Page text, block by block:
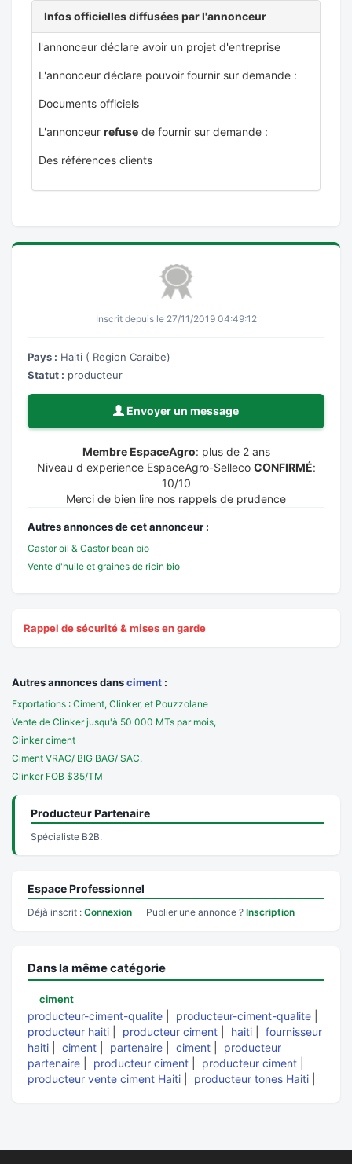
Infos officielles diffusées par l'annonceur
l'annonceur déclare avoir un projet d'entreprise
L'annonceur déclare pouvoir fournir sur demande :
Documents officiels
L'annonceur refuse de fournir sur demande :
Des références clients
Inscrit depuis le 27/11/2019 04:49:12
Pays : Haiti ( Region Caraibe)
Statut : producteur
Envoyer un message
Membre EspaceAgro: plus de 2 ans
Niveau d experience EspaceAgro-Selleco CONFIRMÉ:
10/10
Merci de bien lire nos rappels de prudence
Autres annonces de cet annonceur :
Castor oil & Castor bean bio
Vente d'huile et graines de ricin bio
Rappel de sécurité & mises en garde
Autres annonces dansciment :
Exportations : Ciment, Clinker, et Pouzzolane
Vente de Clinker jusqu'à 50 000 MTs par mois,
Clinker ciment
Ciment VRAC/ BIG BAG/ SAC.
Clinker FOB $35/TM
Producteur Partenaire
Spécialiste B2B.
Espace Professionnel
Déjà inscrit : Connexion Publier une annonce ? Inscription
Dans la même catégorie
ciment
producteur-ciment-qualite producteur-ciment-qualite
producteur haiti
producteur ciment haiti
fournisseur
haiti
ciment partenaire ciment
producteur
partenaire
producteur ciment producteur ciment
producteur vente ciment Haiti
producteur tones Haiti